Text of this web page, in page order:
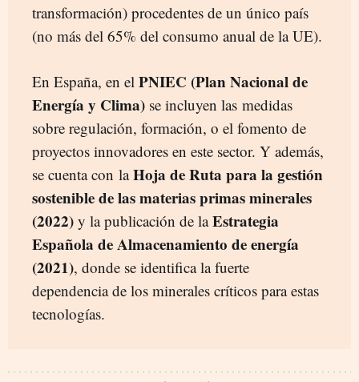
transformación) procedentes de un único país
(no más del 65% del consumo anual de la UE).
En España, en el PNIEC (Plan Nacional de
Energía y Clima) se incluyen las medidas
sobre regulación, formación, o el fomento de
proyectos innovadores en este sector. Y además,
se cuenta con laHoja de Ruta para la gestión
sostenible de las materias primas minerales
(2022) y la publicación de laEstrategia
Española de Almacenamiento de energía
(2021), donde se identifica la fuerte
dependencia de los minerales críticos para estas
tecnologías.